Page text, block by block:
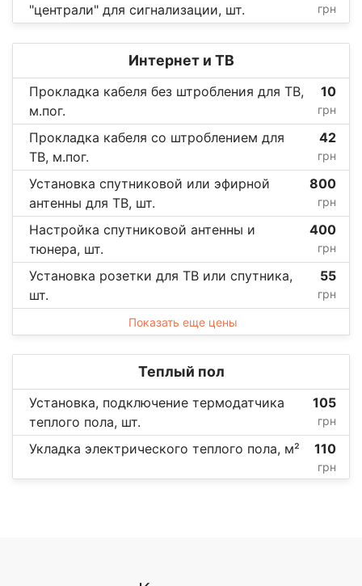
"централи" для сигнализации, шт.
грн
Интернет и ТВ
Прокладка кабеля без штробления для ТВ,
м.пог.
10
грн
Прокладка кабеля со штроблением для
ТВ, м.пог.
42
грн
Установка спутниковой или эфирной
антенны для ТВ, шт.
800
грн
Настройка спутниковой антенны и
тюнера, шт.
400
грн
Установка розетки для ТВ или спутника,
шт.
55
грн
Показать еще цены
Теплый пол
Установка, подключение термодатчика
теплого пола, шт.
105
грн
Укладка электрического теплого пола, м² 110
грн